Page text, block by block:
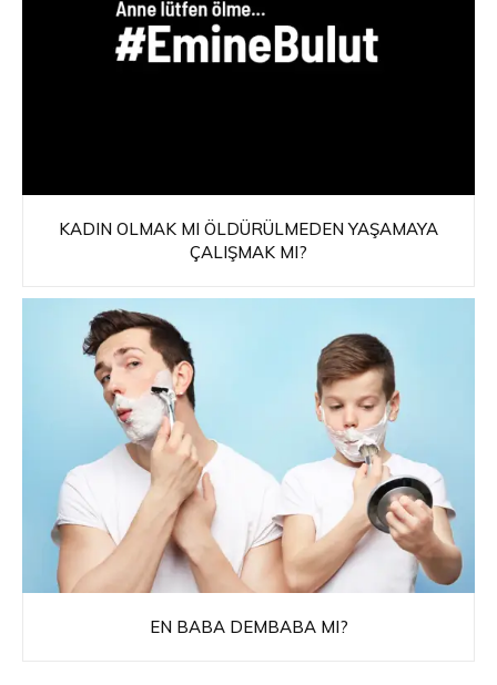
KADIN OLMAK MI ÖLDÜRÜLMEDEN YAŞAMAYA
ÇALIŞMAK MI?
EN BABA DEMBABA MI?